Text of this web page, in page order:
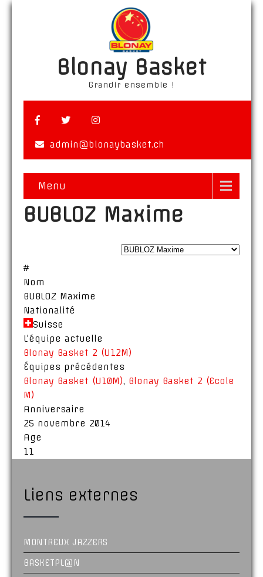
Blonay Basket
Grandir ensemble !
admin@blonaybasket.ch
Menu
BUBLOZ Maxime
#
Nom
BUBLOZ Maxime
Nationalité
Suisse
L'équipe actuelle
Blonay Basket 2 (U12M)
Équipes précédentes
Blonay Basket (U10M), Blonay Basket 2 (Ecole
M)
Anniversaire
25 novembre 2014
Age
11
Liens externes
MONTREUX JAZZERS
BASKETPL@N